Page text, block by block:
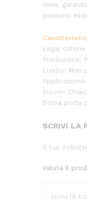
linea,
possono
Lega:
Produzione:
Livello: Non
Suono:
Borsa porta
SCRIVI LA
Il tuo
Valuta il